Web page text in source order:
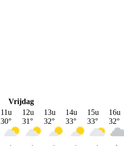
Vrijdag
11u
30°
12u
31°
13u
32°
14u
33°
15u
33°
16u
32°